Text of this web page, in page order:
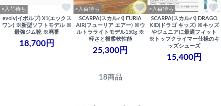
×入荷待ち
evolv(イボルブ) X1(エックス
ワン) ※新型ソフトモデル ※
最強ジム靴 ※廃番
18,700円
×入荷待ち
SCARPA(スカルパ) FURIA
AIR(フューリア エアー) ※ウ
ルトラライトモデル150g ※
軽さと横柔軟性能
25,300円
×入荷待ち
SCARPA(スカルパ) DRAGO
KID(ドラゴ キッズ) ※キッズ
やジュニアに最適フィット
※トップクライマー仕様のキ
ッズシューズ
15,400円
18商品